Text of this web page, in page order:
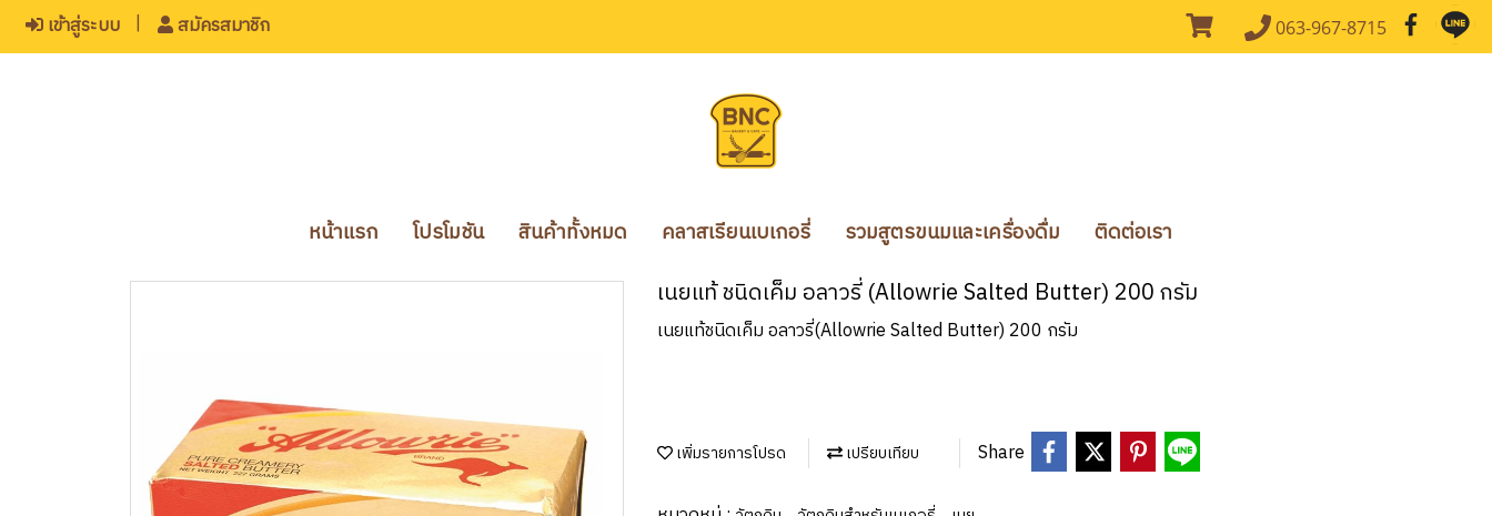
เข้าสู่ระบบ สมัครสมาชิก 063-967-8715
หน้าแรก โปรโมชัน สินค้าทั้งหมด คลาสเรียนเบเกอรี่ รวมสูตรขนมและเครื่องดื่ม ติดต่อเรา
เนยแท้ ชนิดเค็ม อลาวรี่ (Allowrie Salted Butter) 200 กรัม
เนยแท้ชนิดเค็ม อลาวรี่(Allowrie Salted Butter) 200 กรัม
เพิ่มรายการโปรด เปรียบเทียบ Share